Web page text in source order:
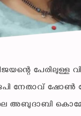
പേരിലുള്ള
നേതാവ്
അബുദാബി